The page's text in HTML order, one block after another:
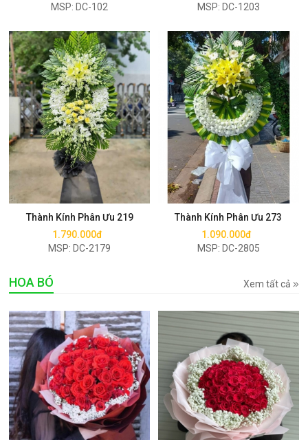
MSP: DC-102
MSP: DC-1203
Thành Kính Phân Ưu 219
1.790.000đ
MSP: DC-2179
Mua ngay
Thành Kính Phân Ưu 273
1.090.000đ
MSP: DC-2805
Mua ngay
HOA BÓ Xem tất cả